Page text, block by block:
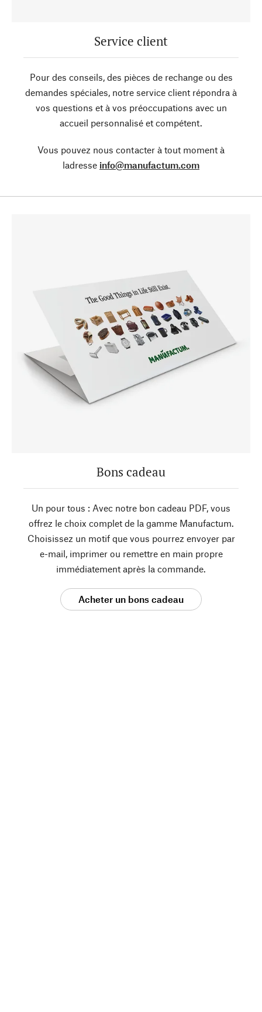
Service client
Pour des conseils, des pièces de rechange ou des
demandes spéciales, notre service client répondra à
vos questions et à vos préoccupations avec un
accueil personnalisé et compétent.
Vous pouvez nous contacter à tout moment à
ladresse info@manufactum.com
Bons cadeau
Un pour tous : Avec notre bon cadeau PDF, vous
offrez le choix complet de la gamme Manufactum.
Choisissez un motif que vous pourrez envoyer par
e-mail, imprimer ou remettre en main propre
immédiatement après la commande.
Acheter un bons cadeau